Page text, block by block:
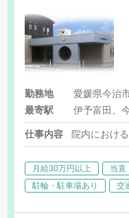
勤務地
愛媛県今治
最寄駅
伊予富田、
仕事内容 院内におけ
月給30万円以上 当直
駐輪・駐車場あり
交